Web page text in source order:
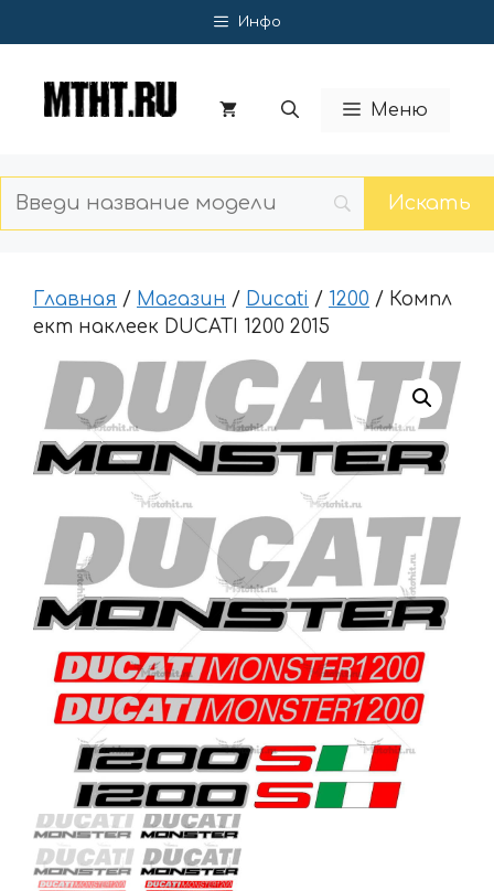
к
Инфо
Меню
Главная / Магазин / Ducati / 1200 / Компл
ект наклеек DUCATI 1200 2015